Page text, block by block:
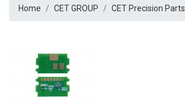
Home CET GROUP CET Precision Parts